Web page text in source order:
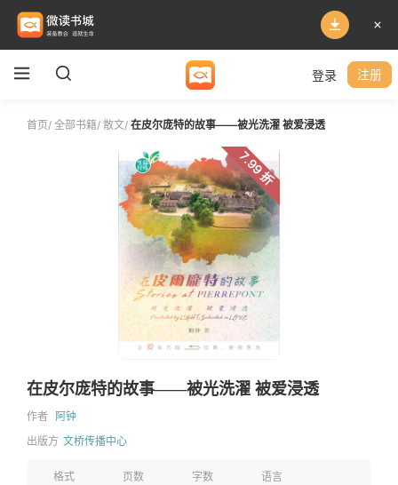
登录 注册
首页/ 全部书籍/ 散文/ 在皮尔庞特的故事——被光洗濯 被爱浸透
7.99 折
在皮尔庞特的故事——被光洗濯 被爱浸透
作者 阿钟
出版方 文桥传播中心
格式 页数 字数 语言